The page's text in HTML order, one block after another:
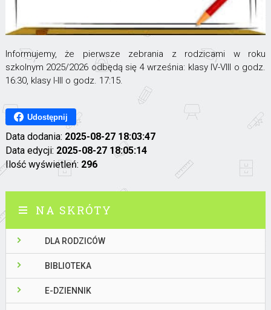
Informujemy, że pierwsze zebrania z rodzicami w roku
szkolnym 2025/2026 odbędą się 4 września: klasy IV-VIII o godz.
16:30, klasy I-III o godz. 17:15.
Udostępnij
Data dodania: 2025-08-27 18:03:47
Data edycji: 2025-08-27 18:05:14
Ilość wyświetleń: 296
NA SKRÓTY
DLA RODZICÓW
BIBLIOTEKA
E-DZIENNIK